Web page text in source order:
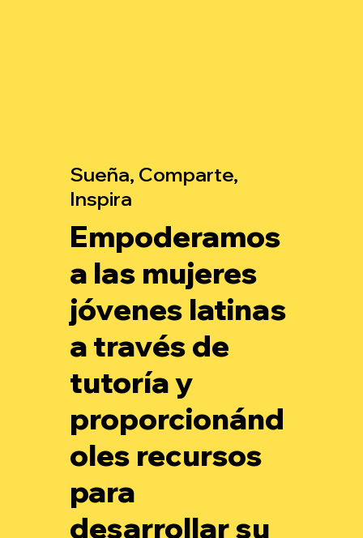
Sueña, Comparte,
Inspira
Empoderamos
a las mujeres
jóvenes latinas
a través de
tutoría y
proporcionánd
oles recursos
para
desarrollar su